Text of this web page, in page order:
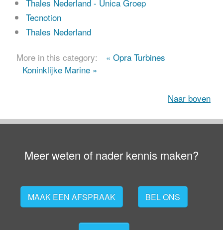
Thales Nederland - Unica Groep
Tecnotion
Thales Nederland
More in this category:
« Opra Turbines
Koninklijke Marine »
Naar boven
Meer weten of nader kennis maken?
MAAK EEN AFSPRAAK BEL ONS